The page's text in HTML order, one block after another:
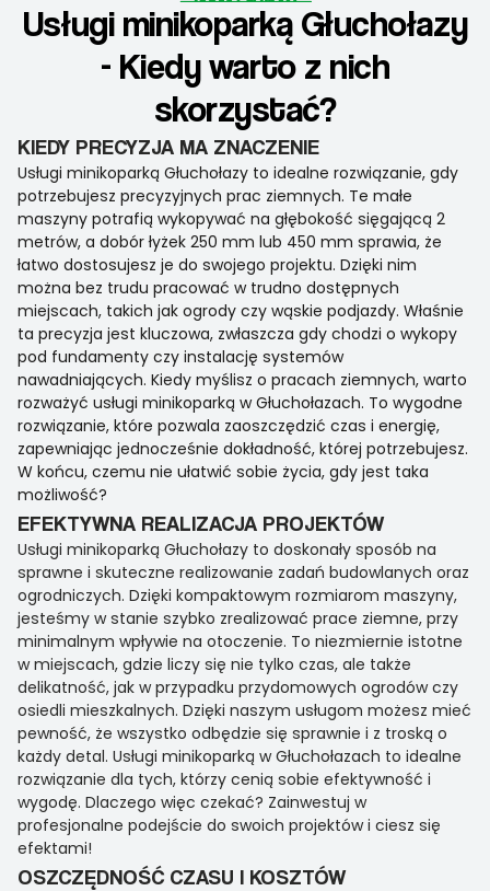
Usługi minikoparką Głuchołazy
- Kiedy warto z nich
skorzystać?
KIEDY PRECYZJA MA ZNACZENIE
Usługi minikoparką Głuchołazy to idealne rozwiązanie, gdy
potrzebujesz precyzyjnych prac ziemnych. Te małe
maszyny potrafią wykopywać na głębokość sięgającą 2
metrów, a dobór łyżek 250 mm lub 450 mm sprawia, że
łatwo dostosujesz je do swojego projektu. Dzięki nim
można bez trudu pracować w trudno dostępnych
miejscach, takich jak ogrody czy wąskie podjazdy. Właśnie
ta precyzja jest kluczowa, zwłaszcza gdy chodzi o wykopy
pod fundamenty czy instalację systemów
nawadniających. Kiedy myślisz o pracach ziemnych, warto
rozważyć usługi minikoparką w Głuchołazach. To wygodne
rozwiązanie, które pozwala zaoszczędzić czas i energię,
zapewniając jednocześnie dokładność, której potrzebujesz.
W końcu, czemu nie ułatwić sobie życia, gdy jest taka
możliwość?
EFEKTYWNA REALIZACJA PROJEKTÓW
Usługi minikoparką Głuchołazy to doskonały sposób na
sprawne i skuteczne realizowanie zadań budowlanych oraz
ogrodniczych. Dzięki kompaktowym rozmiarom maszyny,
jesteśmy w stanie szybko zrealizować prace ziemne, przy
minimalnym wpływie na otoczenie. To niezmiernie istotne
w miejscach, gdzie liczy się nie tylko czas, ale także
delikatność, jak w przypadku przydomowych ogrodów czy
osiedli mieszkalnych. Dzięki naszym usługom możesz mieć
pewność, że wszystko odbędzie się sprawnie i z troską o
każdy detal. Usługi minikoparką w Głuchołazach to idealne
rozwiązanie dla tych, którzy cenią sobie efektywność i
wygodę. Dlaczego więc czekać? Zainwestuj w
profesjonalne podejście do swoich projektów i ciesz się
efektami!
OSZCZĘDNOŚĆ CZASU I KOSZTÓW